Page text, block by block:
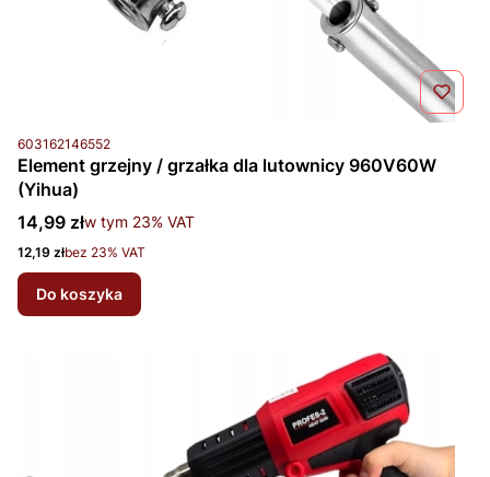
Kod produktu
603162146552
Element grzejny / grzałka dla lutownicy 960V60W
(Yihua)
Cena brutto
14,99 złw tym %s VAT
w tym 23% VAT
Cena netto
12,19 złbez 23% VAT
Do koszyka